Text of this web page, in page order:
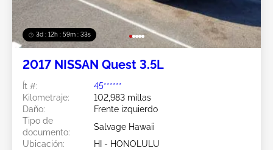
3d : 12h : 59m : 31s
2017 NISSAN Quest 3.5L
Ít #:
45******
Kilometraje:
102,983 millas
Daño:
Frente izquierdo
Tipo de
documento:
Salvage Hawaii
Ubicación:
HI - HONOLULU